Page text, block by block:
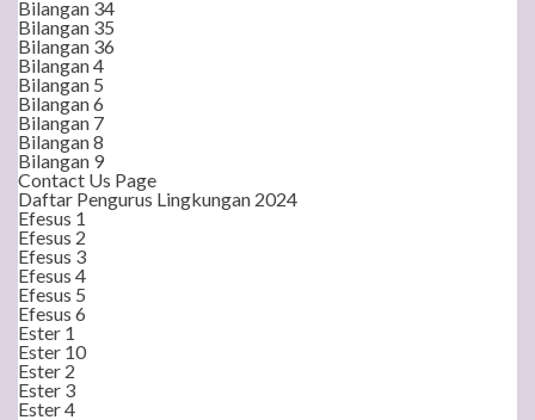
Bilangan 34
Bilangan 35
Bilangan 36
Bilangan 4
Bilangan 5
Bilangan 6
Bilangan 7
Bilangan 8
Bilangan 9
Contact Us Page
Daftar Pengurus Lingkungan 2024
Efesus 1
Efesus 2
Efesus 3
Efesus 4
Efesus 5
Efesus 6
Ester 1
Ester 10
Ester 2
Ester 3
Ester 4